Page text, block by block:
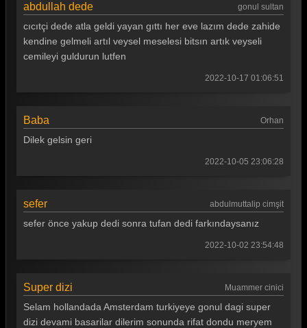
Gönül Dağı 43. Bölüm
Gönül Dağı 42. Bölüm
Gönül Dağı 39. Bölüm
Gönül Dağı 38. Bölüm
Gönül Dağı 35. Bölüm
Gönül Dağı 32. Bölüm
Gönül Dağı 31. Bölüm
abdullah dede gonul sultan
cıcıtçi dede atla geldi yayan gıttı her eve lazım dede zahide
kendine gelmeli artıl veysel meselesi bitsın artık veyseli
cemileyi guldurun lutfen
2022-10-17 01:06:51
Baba Orhan
Dilek gelsin geri
2022-10-05 23:06:28
sefer abdulmuttalip cimşit
sefer önce yakup dedi sonra tufan dedi farkındaysanız
2022-10-02 23:54:48
Super dizi Muammer cinici
Selam hollandada Amsterdam turkiyeye gonul dagi super
dizi devami basarilar dilerim sonunda rifat dondu meryem